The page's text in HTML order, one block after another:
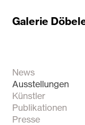
Galerie
News
Ausstellungen
Künstler
Publikationen
Presse